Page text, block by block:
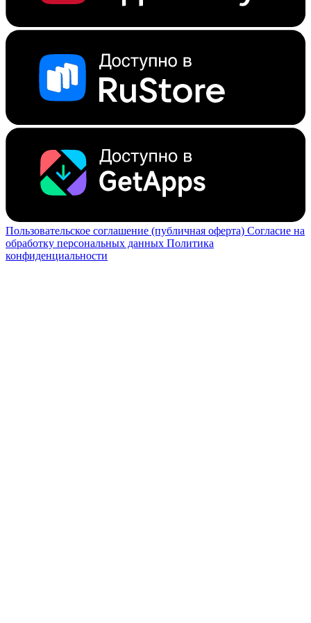
Пользовательское соглашение (публичная оферта) Согласие на
обработку персональных данных Политика
конфиденциальности